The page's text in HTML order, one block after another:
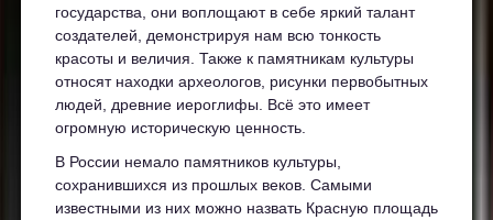
государства, они воплощают в себе яркий талант
создателей, демонстрируя нам всю тонкость
красоты и величия. Также к памятникам культуры
относят находки археологов, рисунки первобытных
людей, древние иероглифы. Всё это имеет
огромную историческую ценность.
В России немало памятников культуры,
сохранившихся из прошлых веков. Самыми
известными из них можно назвать Красную площадь